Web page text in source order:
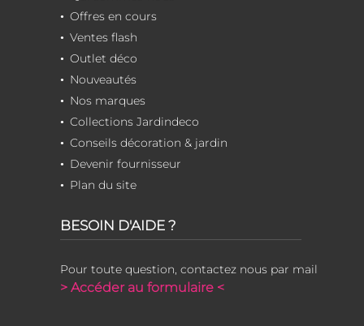
Offres en cours
Ventes flash
Outlet déco
Nouveautés
Nos marques
Collections Jardindeco
Conseils décoration & jardin
Devenir fournisseur
Plan du site
BESOIN D'AIDE ?
Pour toute question, contactez nous par mail
> Accéder au formulaire <